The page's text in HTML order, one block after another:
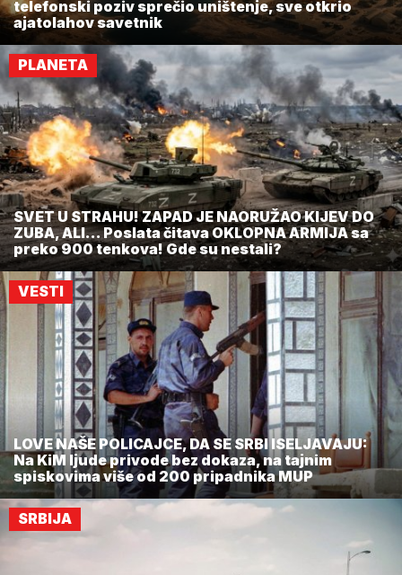
telefonski poziv sprečio uništenje, sve otkrio
ajatolahov savetnik
PLANETA
SVET U STRAHU! ZAPAD JE NAORUŽAO KIJEV DO
ZUBA, ALI... Poslata čitava OKLOPNA ARMIJA sa
preko 900 tenkova! Gde su nestali?
VESTI
LOVE NAŠE POLICAJCE, DA SE SRBI ISELJAVAJU:
Na KiM ljude privode bez dokaza, na tajnim
spiskovima više od 200 pripadnika MUP
SRBIJA